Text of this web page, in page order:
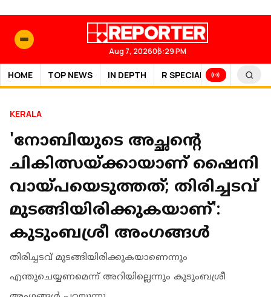
Aug 7, 202606:29 PM
HOME TOP NEWS IN DEPTH R SPECIAL SPORTS
KERALA
'നോബിയുടെ അച്ഛന്റെ
ചികിത്സയ്ക്കായാണ് ഷൈനി
വായ്പയെടുത്തത്; തിരിച്ചടവ്
മുടങ്ങിയിരിക്കുകയാണ്':
കുടുംബശ്രീ അംഗങ്ങൾ
തിരിച്ചടവ് മുടങ്ങിയിരിക്കുകയാണെന്നും
എന്തുചെയ്യണമെന്ന് അറിയില്ലെന്നും കുടുംബശ്രീ